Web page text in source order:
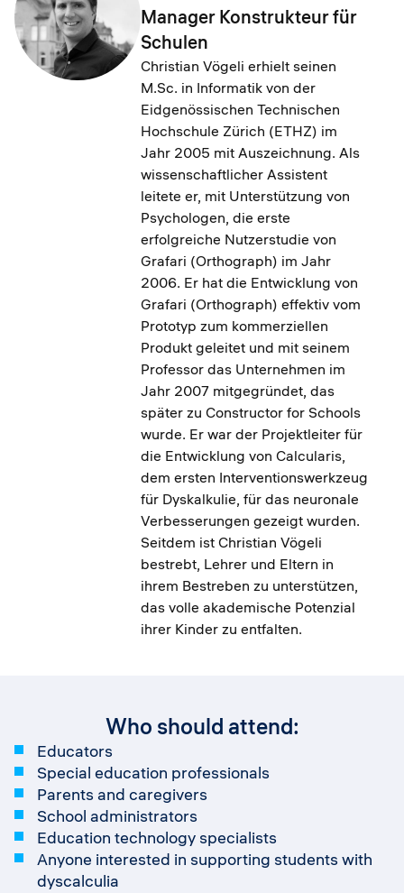
Manager Konstrukteur für
Schulen
Christian Vögeli erhielt seinen
M.Sc. in Informatik von der
Eidgenössischen Technischen
Hochschule Zürich (ETHZ) im
Jahr 2005 mit Auszeichnung. Als
wissenschaftlicher Assistent
leitete er, mit Unterstützung von
Psychologen, die erste
erfolgreiche Nutzerstudie von
Grafari (Orthograph) im Jahr
2006. Er hat die Entwicklung von
Grafari (Orthograph) effektiv vom
Prototyp zum kommerziellen
Produkt geleitet und mit seinem
Professor das Unternehmen im
Jahr 2007 mitgegründet, das
später zu Constructor for Schools
wurde. Er war der Projektleiter für
die Entwicklung von Calcularis,
dem ersten Interventionswerkzeug
für Dyskalkulie, für das neuronale
Verbesserungen gezeigt wurden.
Seitdem ist Christian Vögeli
bestrebt, Lehrer und Eltern in
ihrem Bestreben zu unterstützen,
das volle akademische Potenzial
ihrer Kinder zu entfalten.
Who should attend:
Educators
Special education professionals
Parents and caregivers
School administrators
Education technology specialists
Anyone interested in supporting students with
dyscalculia